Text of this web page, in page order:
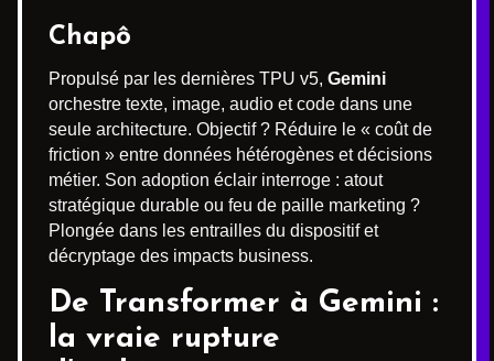
Chapô
Propulsé par les dernières TPU v5, Gemini
orchestre texte, image, audio et code dans une
seule architecture. Objectif ? Réduire le « coût de
friction » entre données hétérogènes et décisions
métier. Son adoption éclair interroge : atout
stratégique durable ou feu de paille marketing ?
Plongée dans les entrailles du dispositif et
décryptage des impacts business.
De Transformer à Gemini :
la vraie rupture